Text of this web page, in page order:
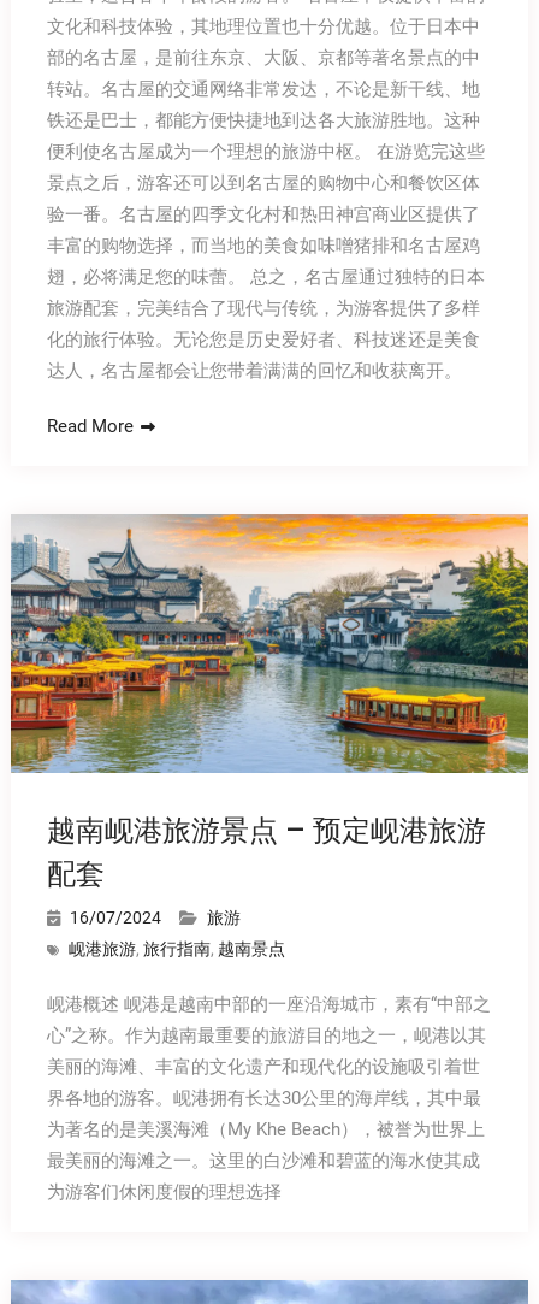
文化和科技体验，其地理位置也十分优越。位于日本中
部的名古屋，是前往东京、大阪、京都等著名景点的中
转站。名古屋的交通网络非常发达，不论是新干线、地
铁还是巴士，都能方便快捷地到达各大旅游胜地。这种
便利使名古屋成为一个理想的旅游中枢。 在游览完这些
景点之后，游客还可以到名古屋的购物中心和餐饮区体
验一番。名古屋的四季文化村和热田神宫商业区提供了
丰富的购物选择，而当地的美食如味噌猪排和名古屋鸡
翅，必将满足您的味蕾。 总之，名古屋通过独特的日本
旅游配套，完美结合了现代与传统，为游客提供了多样
化的旅行体验。无论您是历史爱好者、科技迷还是美食
达人，名古屋都会让您带着满满的回忆和收获离开。
Read More
越南岘港旅游景点 – 预定岘港旅游
配套
16/07/2024
旅游
岘港旅游, 旅行指南, 越南景点
岘港概述 岘港是越南中部的一座沿海城市，素有“中部之
心”之称。作为越南最重要的旅游目的地之一，岘港以其
美丽的海滩、丰富的文化遗产和现代化的设施吸引着世
界各地的游客。岘港拥有长达30公里的海岸线，其中最
为著名的是美溪海滩（My Khe Beach），被誉为世界上
最美丽的海滩之一。这里的白沙滩和碧蓝的海水使其成
为游客们休闲度假的理想选择